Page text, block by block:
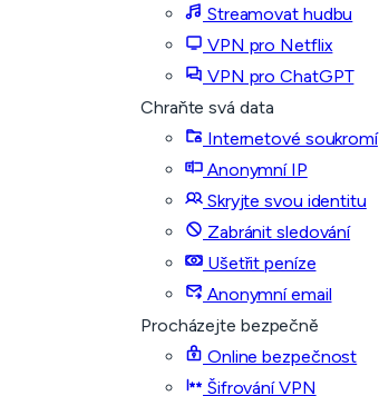
Streamovat hudbu
VPN pro Netflix
VPN pro ChatGPT
Chraňte svá data
Internetové soukromí
Anonymní IP
Skryjte svou identitu
Zabránit sledování
Ušetřit peníze
Anonymní email
Procházejte bezpečně
Online bezpečnost
Šifrování VPN